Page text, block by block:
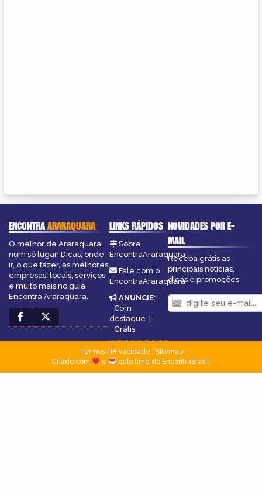
ENCONTRAARARAQUARA
O melhor de Araraquara
num só lugar! Dicas, onde
ir, o que fazer, as melhores
empresas, locais, serviços
e muito mais no guia
Encontra Araraquara.
LINKS RÁPIDOS
Sobre
EncontraAraraquara
Fale com o
EncontraAraraquara
ANUNCIE:
Com
destaque |
Grátis
NOVIDADES POR E-
MAIL
Receba grátis as
principais notícias,
dicas e promoções
Termos| Privacidade
Sitemap
Criado com
e pelo time do EncontraBrasil